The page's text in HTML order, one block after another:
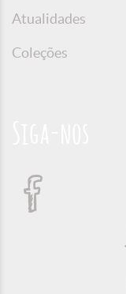
Atualidades
Coleções